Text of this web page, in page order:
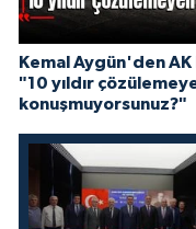
Kemal Aygün'den AK
"10 yıldır
konuşmuyorsunuz?"